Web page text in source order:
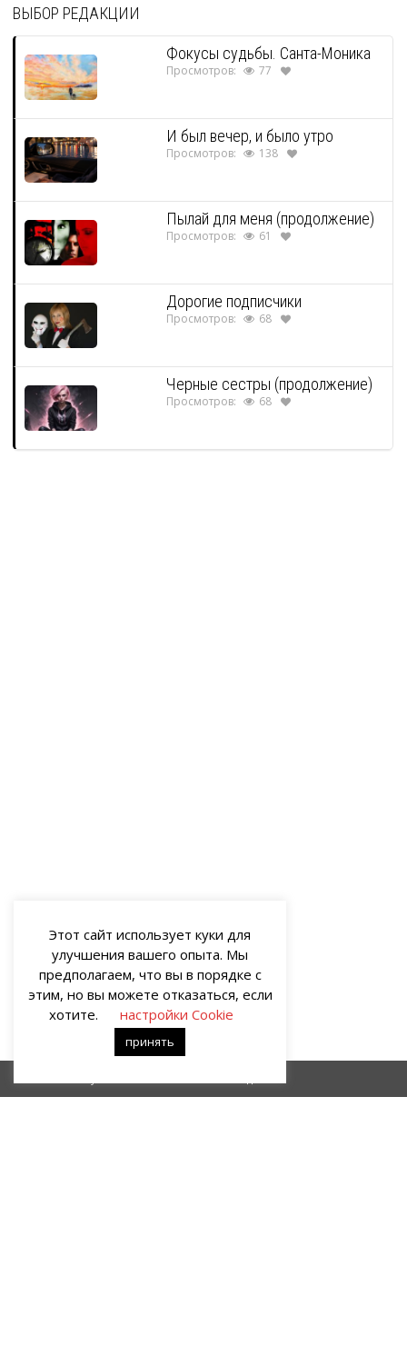
ВЫБОР РЕДАКЦИИ
Фокусы судьбы. Санта-Моника
Просмотров: 77
И был вечер, и было утро
Просмотров: 138
Пылай для меня (продолжение)
Просмотров: 61
Дорогие подписчики
Просмотров: 68
Черные сестры (продолжение)
Просмотров: 68
Этот сайт использует куки для
улучшения вашего опыта. Мы
предполагаем, что вы в порядке с
этим, но вы можете отказаться, если
хотите.
настройки Cookie
принять